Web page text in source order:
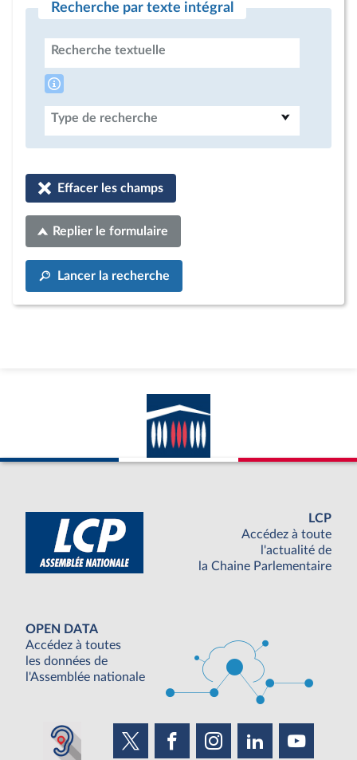
Recherche par texte intégral
Recherche textuelle
Type de recherche
Effacer les champs
Replier le formulaire
Lancer la recherche
LCP
Accédez à toute
l'actualité de
la Chaine Parlementaire
OPEN DATA
Accédez à toutes
les données de
l'Assemblée nationale